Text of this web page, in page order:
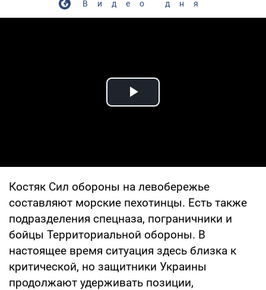
Видео дня
Play Video
Костяк Сил обороны на левобережье
составляют морские пехотинцы. Есть также
подразделения спецназа, пограничники и
бойцы Территориальной обороны. В
настоящее время ситуация здесь близка к
критической, но защитники Украины
продолжают удерживать позиции,